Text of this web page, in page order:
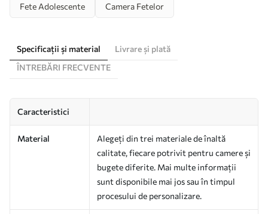
Fete Adolescente Camera Fetelor
Specificații și material
Livrare și plată
ÎNTREBĂRI FRECVENTE
Caracteristici
Material
Alegeți din trei materiale de înaltă
calitate, fiecare potrivit pentru camere și
bugete diferite. Mai multe informații
sunt disponibile mai jos sau în timpul
procesului de personalizare.